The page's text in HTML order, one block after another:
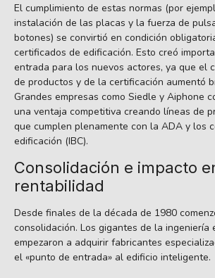
El cumplimiento de estas normas (por
instalación de las placas y la fuerza de
botones) se convirtió en condición
certificados de edificación. Esto creó
entrada para los nuevos actores, ya que el
de productos y de la certificación aumentó
Grandes empresas como Siedle y Aiphone
una ventaja competitiva creando líneas de
que cumplen plenamente con la ADA y los
edificación (IBC).
Consolidación e impacto
rentabilidad
Desde finales de la década de 1980
consolidación. Los gigantes de la ingeniería
empezaron a adquirir fabricantes
el «punto de entrada» al edificio inteligente.